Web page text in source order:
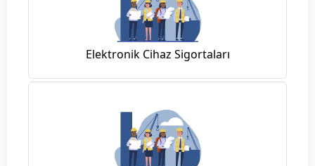
Elektronik Cihaz Sigortaları